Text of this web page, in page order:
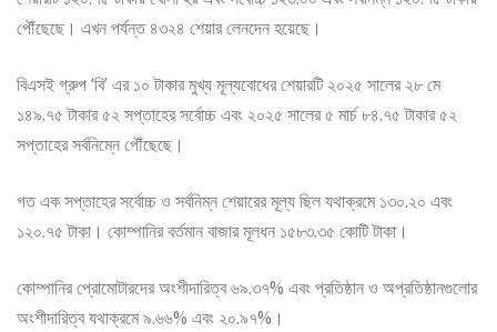
পৌঁছেছে। এখন পর্যন্ত ৪৩২৪ শেয়ার লেনদেন হয়েছে।
বিএসই গ্রুপ ‘বি’ এর ১০ টাকার মুখ্য মূল্যবোধের শেয়ারটি ২০২৫ সালের ২৮ মে
১৪৯.৭৫ টাকার ৫২ সপ্তাহের সর্বোচ্চ এবং ২০২৫ সালের ৫ মার্চ ৮৪.৭৫ টাকার ৫২
সপ্তাহের সর্বনিম্নে পৌঁছেছে।
গত এক সপ্তাহের সর্বোচ্চ ও সর্বনিম্ন শেয়ারের মূল্য ছিল যথাক্রমে ১৩০.২০ এবং
১২০.৭৫ টাকা। কোম্পানির বর্তমান বাজার মূলধন ১৫৮৩.৩৫ কোটি টাকা।
কোম্পানির প্রোমোটারদের অংশীদারিত্ব ৬৯.৩৭% এবং প্রতিষ্ঠান ও অপ্রতিষ্ঠানগুলোর
অংশীদারিত্ব যথাক্রমে ৯.৬৬% এবং ২০.৯৭%।